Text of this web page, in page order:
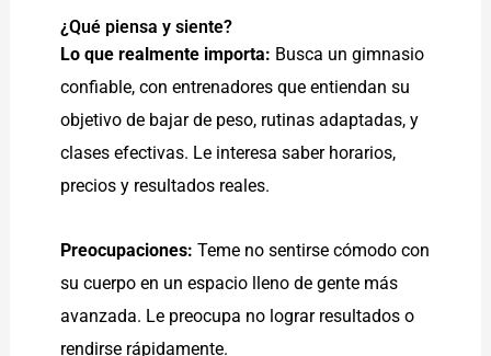
¿Qué piensa y siente?
Lo que realmente importa: Busca un gimnasio
confiable, con entrenadores que entiendan su
objetivo de bajar de peso, rutinas adaptadas, y
clases efectivas. Le interesa saber horarios,
precios y resultados reales.
Preocupaciones: Teme no sentirse cómodo con
su cuerpo en un espacio lleno de gente más
avanzada. Le preocupa no lograr resultados o
rendirse rápidamente.